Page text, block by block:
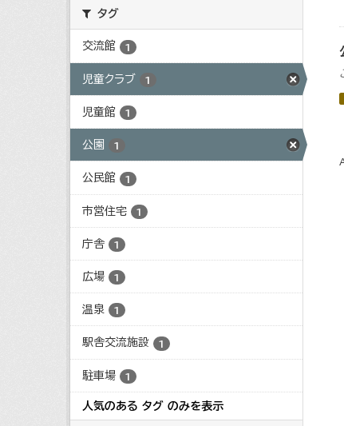
タグ
交流館 1
児童クラブ 1
児童館 1
公園 1
公民館 1
市営住宅 1
庁舎 1
広場 1
温泉 1
駅舎交流施設 1
駐車場 1
人気のある タグ のみを表示